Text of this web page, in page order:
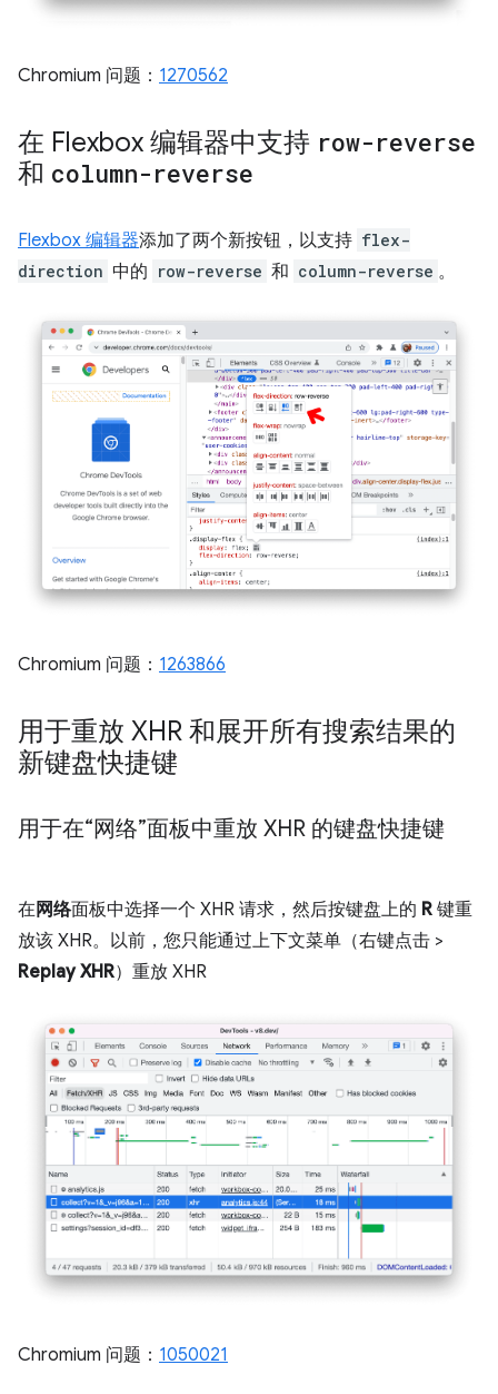
Chromium 问题： 1270562
在 Flexbox 编辑器中支持 row-reverse
和 column-reverse
Flexbox 编辑器添加了两个新按钮，以支持 flex-
direction 中的 row-reverse 和 column-reverse 。
Chromium 问题： 1263866
用于重放 XHR 和展开所有搜索结果的
新键盘快捷键
用于在“网络”面板中重放 XHR 的键盘快捷键
在 网络面板中选择一个 XHR 请求，然后按键盘上的 R 键重
放该 XHR。以前，您只能通过上下文菜单（右键点击 >
Replay XHR）重放 XHR
Chromium 问题： 1050021